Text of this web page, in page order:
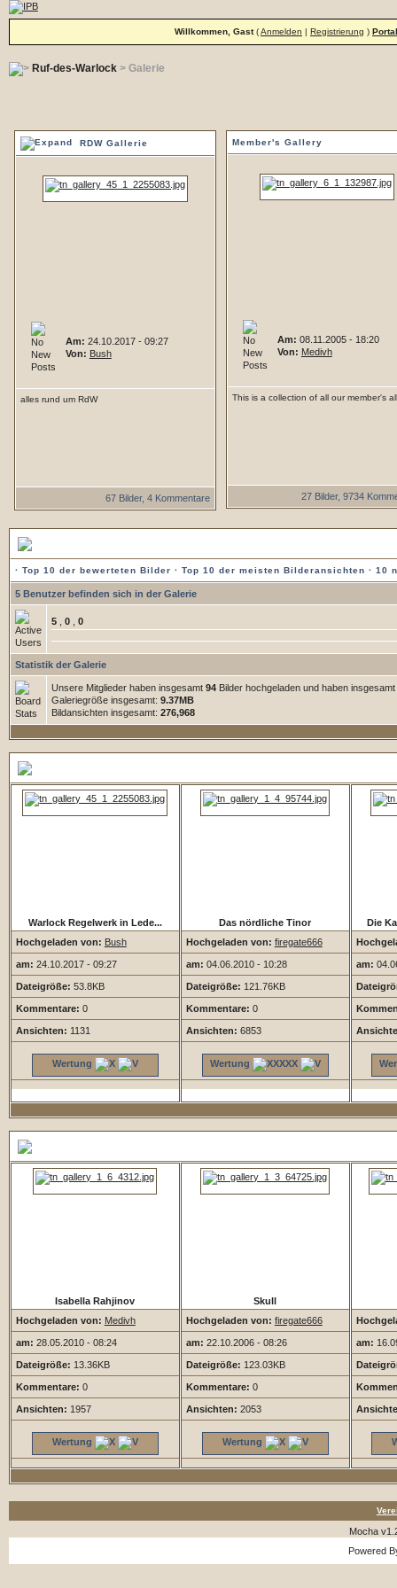
Willkommen, Gast(Anmelden | Registrierung ) Portal
Ruf-des-Warlock> Galerie
RDW Gallerie
Am: 24.10.2017 - 09:27
Von: Bush
alles rund um RdW
67 Bilder, 4 Kommentare
Member's Gallery
Am: 08.11.2005 - 18:20
Von: Medivh
This is a collection of all our member's
27 Bilder, 9734
· Top 10 der bewerteten Bilder · Top 10 der meisten Bilderansichten · 10
5 Benutzer befinden sich in der Galerie
5, 0, 0
Statistik der Galerie
Unsere Mitglieder haben insgesamt 94Bilder hochgeladen und haben insgesamt
Galeriegröße insgesamt: 9.37MB
Bildansichten insgesamt: 276,968
Warlock Regelwerk in Lede...
Hochgeladen von: Bush
am: 24.10.2017 - 09:27
Dateigröße: 53.8KB
Kommentare: 0
Ansichten: 1131
Wertung
Das nördliche Tinor
Hochgeladen von: firegate666
am: 04.06.2010 - 10:28
Dateigröße: 121.76KB
Kommentare: 0
Ansichten: 6853
Wertung
Die
am:
Isabella Rahjinov
Hochgeladen von: Medivh
am: 28.05.2010 - 08:24
Dateigröße: 13.36KB
Kommentare: 0
Ansichten: 1957
Wertung
Skull
Hochgeladen von: firegate666
am: 22.10.2006 - 08:26
Dateigröße: 123.03KB
Kommentare: 0
Ansichten: 2053
Wertung
am:
Mocha
Powered